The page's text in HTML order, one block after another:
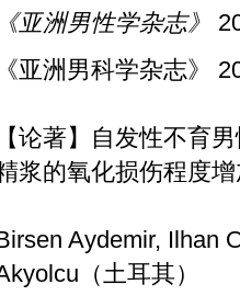
《亚洲男性学杂志》
《亚洲男科学杂志》
【论著】自发性不育
浆的氧化损伤程度
Aydemir, Ilhan
（土耳其）